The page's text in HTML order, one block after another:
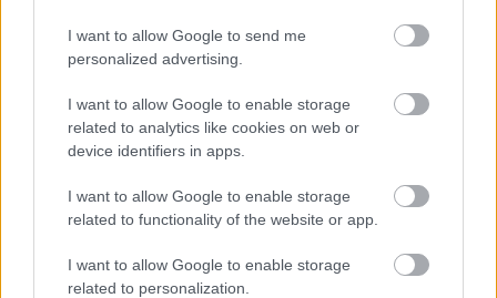
I want to allow Google to send me
personalized advertising.
I want to allow Google to enable storage
related to analytics like cookies on web or
device identifiers in apps.
I want to allow Google to enable storage
related to functionality of the website or app.
I want to allow Google to enable storage
related to personalization.
Czeróczki
Díszfaiskola és
Erdészeti
Csemetekert
Elküldöm e-mailben |Kinyomtatom